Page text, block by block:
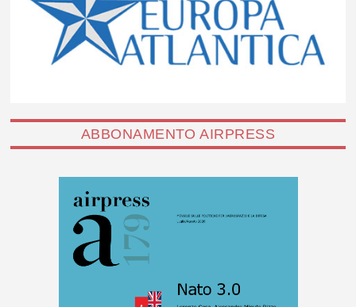
ABBONAMENTO AIRPRESS